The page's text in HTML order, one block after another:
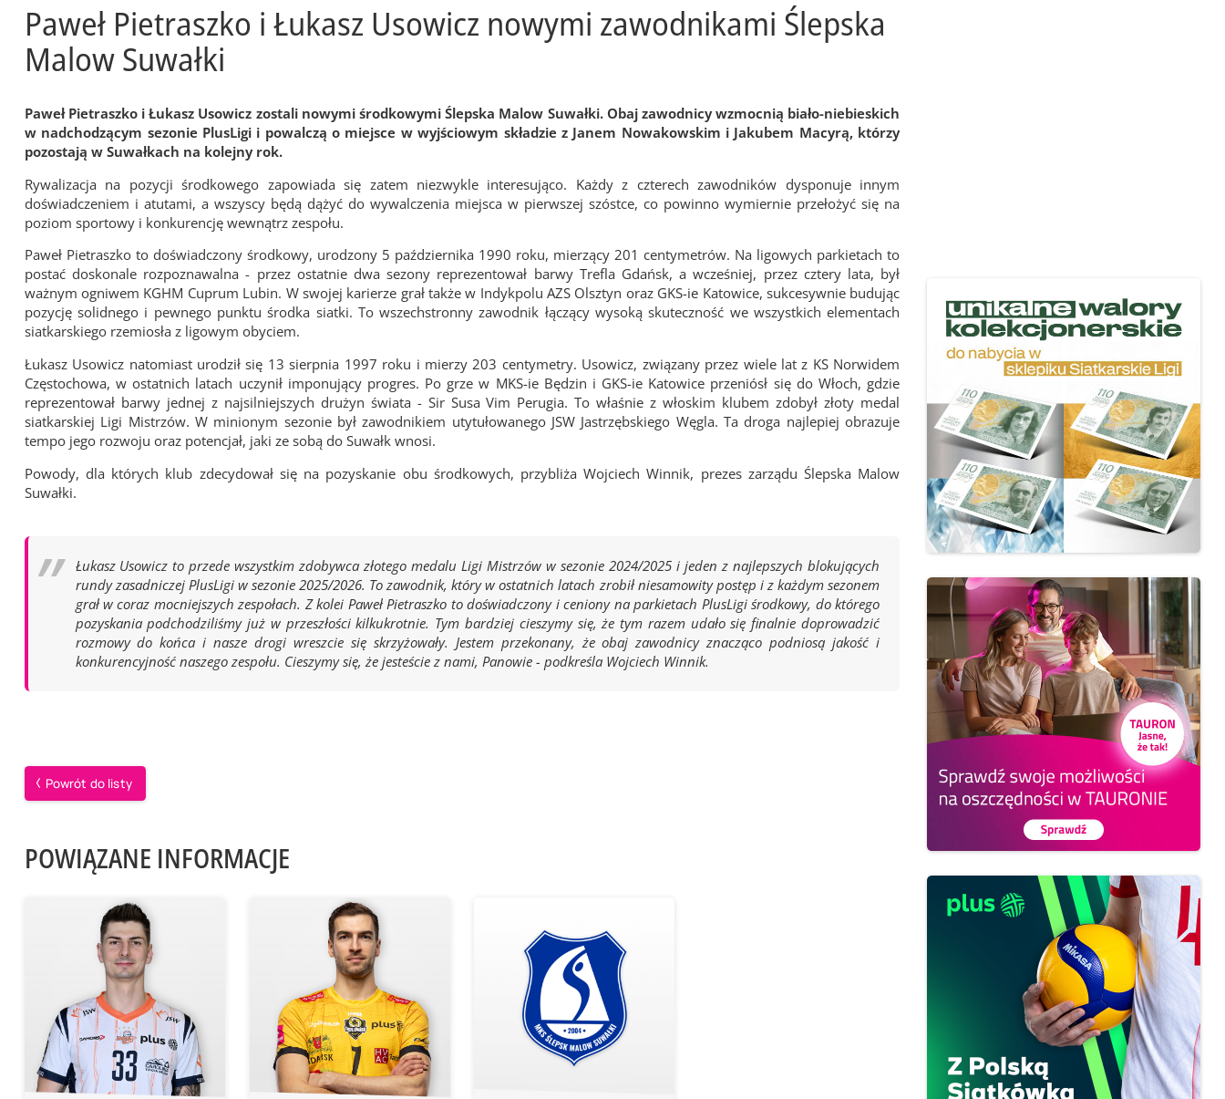
Paweł Pietraszko i Łukasz Usowicz nowymi zawodnikami Ślepska
Malow Suwałki
Paweł Pietraszko i Łukasz Usowicz zostali nowymi środkowymi Ślepska Malow Suwałki. Obaj zawodnicy wzmocnią biało-niebieskich
w nadchodzącym sezonie PlusLigi i powalczą o miejsce w wyjściowym składzie z Janem Nowakowskim i Jakubem Macyrą, którzy
pozostają w Suwałkach na kolejny rok.
Rywalizacja na pozycji środkowego zapowiada się zatem niezwykle interesująco. Każdy z czterech zawodników dysponuje innym
doświadczeniem i atutami, a wszyscy będą dążyć do wywalczenia miejsca w pierwszej szóstce, co powinno wymiernie przełożyć się na
poziom sportowy i konkurencję wewnątrz zespołu.
Paweł Pietraszko to doświadczony środkowy, urodzony 5 października 1990 roku, mierzący 201 centymetrów. Na ligowych parkietach to
postać doskonale rozpoznawalna - przez ostatnie dwa sezony reprezentował barwy Trefla Gdańsk, a wcześniej, przez cztery lata, był
ważnym ogniwem KGHM Cuprum Lubin. W swojej karierze grał także w Indykpolu AZS Olsztyn oraz GKS-ie Katowice, sukcesywnie budując
pozycję solidnego i pewnego punktu środka siatki. To wszechstronny zawodnik łączący wysoką skuteczność we wszystkich elementach
siatkarskiego rzemiosła z ligowym obyciem.
Łukasz Usowicz natomiast urodził się 13 sierpnia 1997 roku i mierzy 203 centymetry. Usowicz, związany przez wiele lat z KS Norwidem
Częstochowa, w ostatnich latach uczynił imponujący progres. Po grze w MKS-ie Będzin i GKS-ie Katowice przeniósł się do Włoch, gdzie
reprezentował barwy jednej z najsilniejszych drużyn świata - Sir Susa Vim Perugia. To właśnie z włoskim klubem zdobył złoty medal
siatkarskiej Ligi Mistrzów. W minionym sezonie był zawodnikiem utytułowanego JSW Jastrzębskiego Węgla. Ta droga najlepiej obrazuje
tempo jego rozwoju oraz potencjał, jaki ze sobą do Suwałk wnosi.
Powody, dla których klub zdecydował się na pozyskanie obu środkowych, przybliża Wojciech Winnik, prezes zarządu Ślepska Malow
Suwałki.
Łukasz Usowicz to przede wszystkim zdobywca złotego medalu Ligi Mistrzów w sezonie 2024/2025 i jeden z najlepszych blokujących
rundy zasadniczej PlusLigi w sezonie 2025/2026. To zawodnik, który w ostatnich latach zrobił niesamowity postęp i z każdym sezonem
grał w coraz mocniejszych zespołach. Z kolei Paweł Pietraszko to doświadczony i ceniony na parkietach PlusLigi środkowy, do którego
pozyskania podchodziliśmy już w przeszłości kilkukrotnie. Tym bardziej cieszymy się, że tym razem udało się finalnie doprowadzić
rozmowy do końca i nasze drogi wreszcie się skrzyżowały. Jestem przekonany, że obaj zawodnicy znacząco podniosą jakość i
konkurencyjność naszego zespołu. Cieszymy się, że jesteście z nami, Panowie - podkreśla Wojciech Winnik.
Powrót do listy
POWIĄZANE INFORMACJE